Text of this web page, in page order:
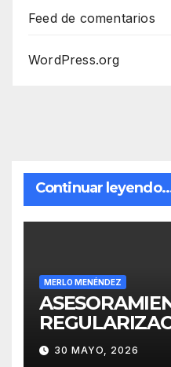
Feed de comentarios
WordPress.org
Continuar
MERLO MENÉNDEZ
30 MAYO, 2026